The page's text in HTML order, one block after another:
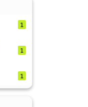
1
1
1